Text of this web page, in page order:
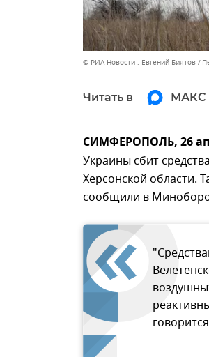
© РИА Новости . Евгений Биятов
Читать в МАКС
СИМФЕРОПОЛЬ, 26
Украины сбит
Херсонской области.
сообщили в